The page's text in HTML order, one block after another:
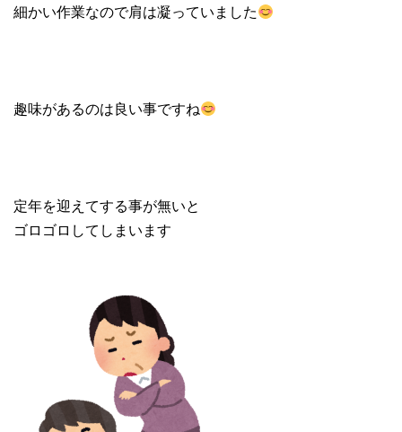
細かい作業なので肩は凝っていました
趣味があるのは良い事ですね
定年を迎えてする事が無いと
ゴロゴロしてしまいます